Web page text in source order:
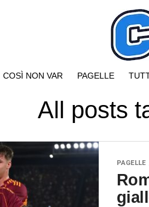
COSÌ NON VAR PAGELLE
All posts
PAGELLE